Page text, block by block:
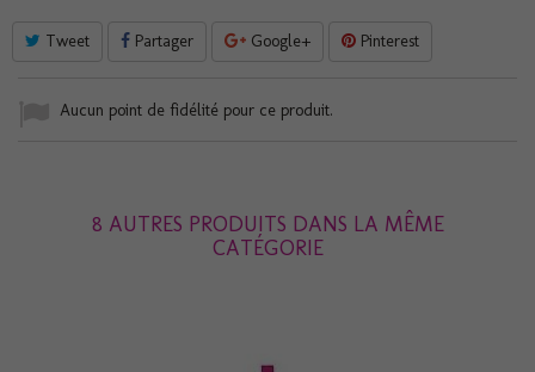
Tweet Partager Google+ Pinterest
Aucun point de fidélité pour ce produit.
8 AUTRES PRODUITS DANS LA MÊME
CATÉGORIE